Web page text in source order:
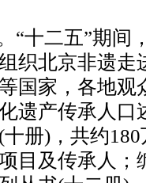
十二五”期间
织北京非遗走
国家，各地观
遗产传承人口
册)，共约
目及传承人；